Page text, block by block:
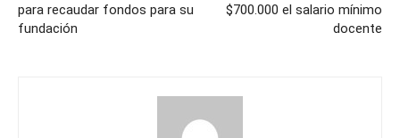
para recaudar fondos para su
fundación
$700.000 el salario mínimo
docente